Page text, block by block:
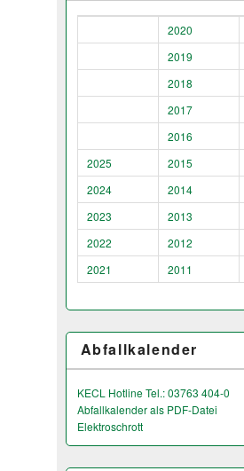
2020
2019
2018
2017
2016
2025
2015
2024
2014
2023
2013
2022
2012
2021
2011
Abfallkalender
KECL Hotline Tel.: 03763 404-0
Abfallkalender als PDF-Datei
Elektroschrott